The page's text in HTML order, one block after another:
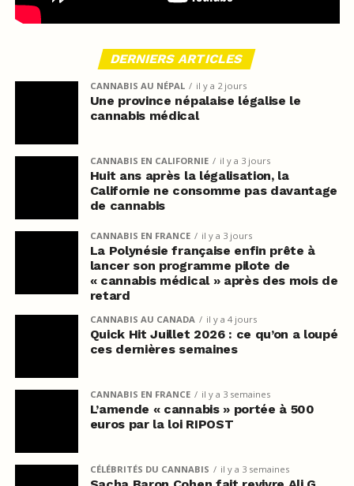
DERNIERS ARTICLES
CANNABIS AU NÉPAL il y a 2 jours
Une province népalaise légalise le
cannabis médical
CANNABIS EN CALIFORNIE il y a 3 jours
Huit ans après la légalisation, la
Californie ne consomme pas davantage
de cannabis
CANNABIS EN FRANCE il y a 3 jours
La Polynésie française enfin prête à
lancer son programme pilote de
« cannabis médical » après des mois de
retard
CANNABIS AU CANADA il y a 4 jours
Quick Hit Juillet 2026 : ce qu’on a loupé
ces dernières semaines
CANNABIS EN FRANCE il y a 3 semaines
L’amende « cannabis » portée à 500
euros par la loi RIPOST
CÉLÉBRITÉS DU CANNABIS il y a 3 semaines